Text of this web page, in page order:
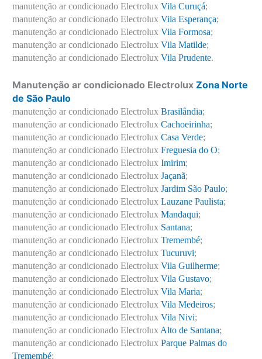
manutenção ar condicionado Electrolux Vila Curuçá;
manutenção ar condicionado Electrolux Vila Esperança;
manutenção ar condicionado Electrolux Vila Formosa;
manutenção ar condicionado Electrolux Vila Matilde;
manutenção ar condicionado Electrolux Vila Prudente.
Manutenção ar condicionado ElectroluxZona Norte
de São Paulo
manutenção ar condicionado Electrolux Brasilândia;
manutenção ar condicionado Electrolux Cachoeirinha;
manutenção ar condicionado Electrolux Casa Verde;
manutenção ar condicionado Electrolux Freguesia do O;
manutenção ar condicionado Electrolux Imirim;
manutenção ar condicionado Electrolux Jaçanã;
manutenção ar condicionado Electrolux Jardim São Paulo;
manutenção ar condicionado Electrolux Lauzane Paulista;
manutenção ar condicionado Electrolux Mandaqui;
manutenção ar condicionado Electrolux Santana;
manutenção ar condicionado Electrolux Tremembé;
manutenção ar condicionado Electrolux Tucuruvi;
manutenção ar condicionado Electrolux Vila Guilherme;
manutenção ar condicionado Electrolux Vila Gustavo;
manutenção ar condicionado Electrolux Vila Maria;
manutenção ar condicionado Electrolux Vila Medeiros;
manutenção ar condicionado Electrolux Vila Nivi;
manutenção ar condicionado Electrolux Alto de Santana;
manutenção ar condicionado ElectroluxParque Palmas do
Tremembé;